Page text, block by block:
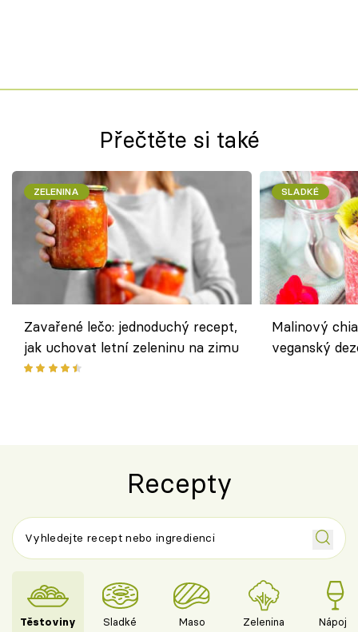
Přečtěte si také
ZELENINA
Zavařené lečo: jednoduchý recept,
jak uchovat letní zeleninu na zimu
SLADKÉ
Malinový
veganský
Recepty
Těstoviny Sladké Maso Zelenina Nápoje